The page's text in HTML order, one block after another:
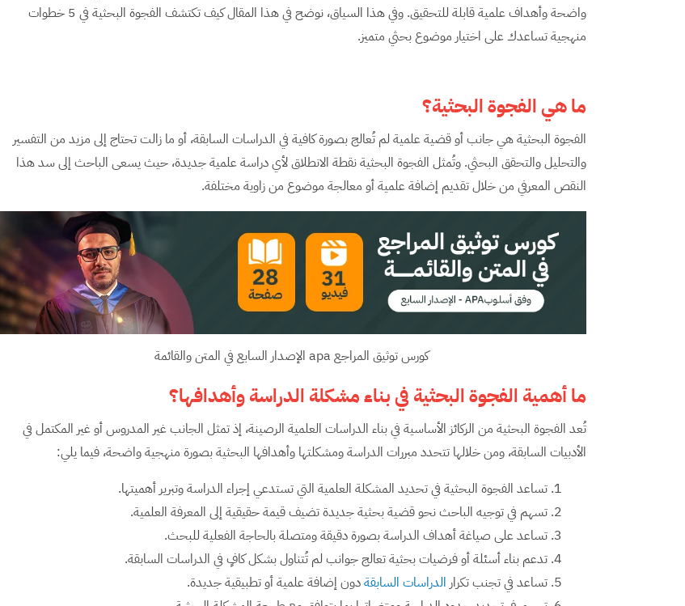
واضحة وأهداف علمية قابلة للتحقيق. وفي هذا السياق، نوضح في هذا المقال كيف تكتشف الفجوة البحثية في 5 خطوات
منهجية تساعدك على اختيار موضوع بحثي متميز.
ما هي الفجوة البحثية؟
الفجوة البحثية هي جانب أو قضية علمية لم تُعالج بصورة كافية في الدراسات السابقة، أو ما زالت تحتاج إلى مزيد من التفسير
والتحليل والتحقق البحثي. وتُمثل الفجوة البحثية نقطة الانطلاق لأي دراسة علمية جديدة، حيث يسعى الباحث إلى سد هذا
النقص المعرفي من خلال تقديم إضافة علمية أو معالجة موضوع من زاوية مختلفة.
كورس توثيق المراجع apa الإصدار السابع في المتن والقائمة
ما أهمية الفجوة البحثية في بناء مشكلة الدراسة وأهدافها؟
تُعد الفجوة البحثية من الركائز الأساسية في بناء الدراسات العلمية الرصينة، إذ تمثل الجانب غير المدروس أو غير المكتمل في
الأدبيات السابقة، ومن خلالها تتحدد مبررات الدراسة ومشكلتها وأهدافها البحثية بصورة منهجية واضحة، فيما يلي:
تساعد الفجوة البحثية في تحديد المشكلة العلمية التي تستدعي إجراء الدراسة وتبرير أهميتها.
تسهم في توجيه الباحث نحو قضية بحثية جديدة تضيف قيمة حقيقية إلى المعرفة العلمية.
تساعد على صياغة أهداف الدراسة بصورة دقيقة ومتصلة بالحاجة الفعلية للبحث.
تدعم بناء أسئلة أو فرضيات بحثية تعالج جوانب لم تُتناول بشكل كافٍ في الدراسات السابقة.
تساعد في تجنب تكرار الدراسات السابقةدون إضافة علمية أو تطبيقية جديدة.